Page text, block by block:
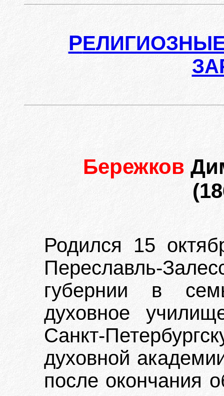
Р
Бережков
Родился 15
Переславль-
губернии в
духовное
Санкт-
духовной
после окончания